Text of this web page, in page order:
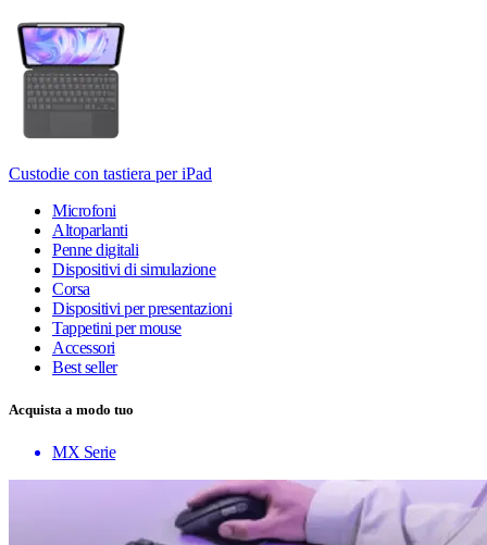
Custodie con tastiera per iPad
Microfoni
Altoparlanti
Penne digitali
Dispositivi di simulazione
Corsa
Dispositivi per presentazioni
Tappetini per mouse
Accessori
Best seller
Acquista a modo tuo
MX Serie